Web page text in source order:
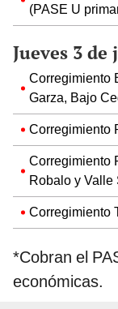
(PASE U
Jueves 3 de
Corregimiento
Garza, Bajo
Corregimiento
Corregimiento
Robalo y Valle
Corregimiento
*Cobran el
económicas.